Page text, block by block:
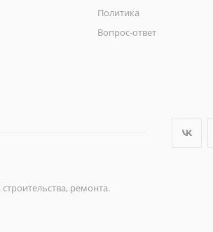
Политика
Вопрос-ответ
ремонта.